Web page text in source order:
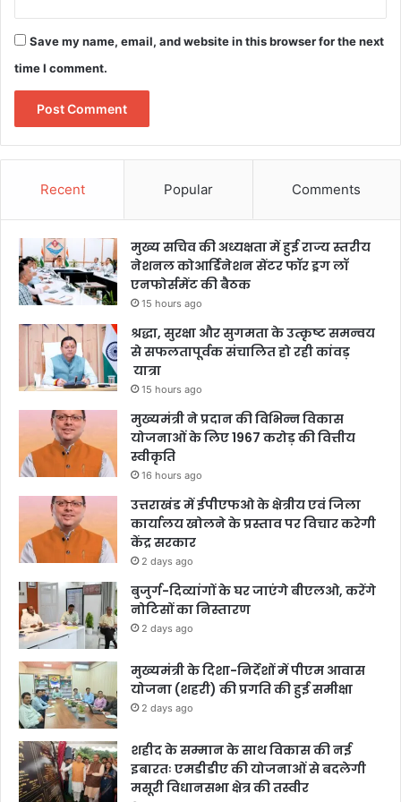
Save my name, email, and website in this browser for the next
time I comment.
Recent Popular Comments
मुख्य सचिव की अध्यक्षता में हुई राज्य स्तरीय
नेशनल कोआर्डिनेशन सेंटर फॉर ड्रग लॉ
एनफोर्समेंट की बैठक
15 hours ago
श्रद्धा, सुरक्षा और सुगमता के उत्कृष्ट समन्वय
से सफलतापूर्वक संचालित हो रही कांवड़
यात्रा
15 hours ago
मुख्यमंत्री ने प्रदान की विभिन्न विकास
योजनाओं के लिए 1967 करोड़ की वित्तीय
स्वीकृति
16 hours ago
उत्तराखंड में ईपीएफओ के क्षेत्रीय एवं जिला
कार्यालय खोलने के प्रस्ताव पर विचार करेगी
केंद्र सरकार
2 days ago
बुजुर्ग-दिव्यांगों के घर जाएंगे बीएलओ, करेंगे
नोटिसों का निस्तारण
2 days ago
मुख्यमंत्री के दिशा-निर्देशों में पीएम आवास
योजना (शहरी) की प्रगति की हुई समीक्षा
2 days ago
शहीद के सम्मान के साथ विकास की नई
इबारतः एमडीडीए की योजनाओं से बदलेगी
मसूरी विधानसभा क्षेत्र की तस्वीर